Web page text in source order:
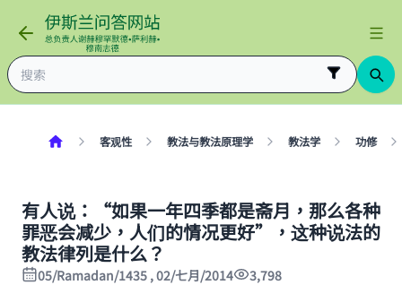
客观性 教法与教法原理学 教法学 功修
有人说：“如果一年四季都是斋月，那么各种
罪恶会减少，人们的情况更好”，这种说法的
教法律列是什么？
05/Ramadan/1435 , 02/七月/2014 3,798